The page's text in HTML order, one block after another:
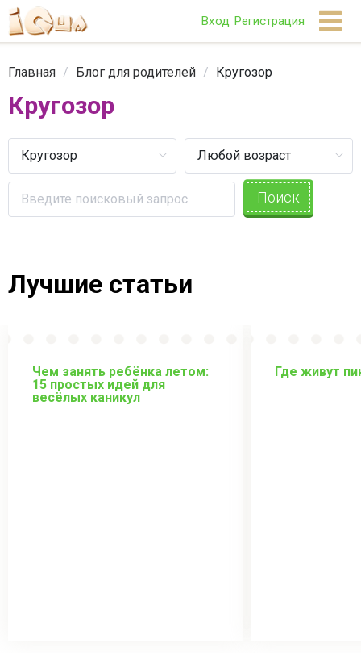
Вход Регистрация
Главная / Блог для родителей / Кругозор
Кругозор
Поиск
Лучшие статьи
Чем занять ребёнка летом:
15 простых идей для
весёлых каникул
Где живут